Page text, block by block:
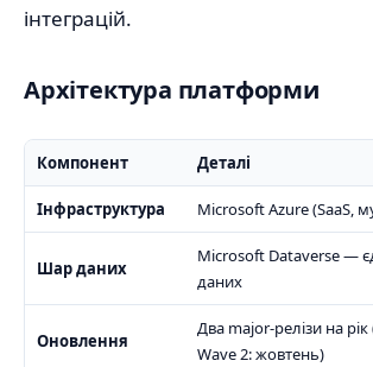
інтеграцій.
Архітектура платформи
Компонент Деталі
Інфраструктура Microsoft Azure (SaaS,
Шар даних
Microsoft Dataverse —
даних
Оновлення
Два major-релізи на рік
Wave 2: жовтень)